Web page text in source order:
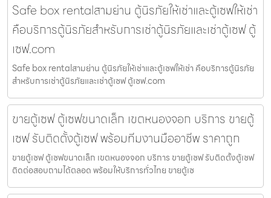
Safe box rentalสามย่าน ตู้นิรภัยให้เช่าและตู้เซฟให้เช่า
คือบริการตู้นิรภัยสำหรับการเช่าตู้นิรภัยและเช่าตู้เซฟ ตู้
เซฟ.com
Safe box rentalสามย่าน ตู้นิรภัยให้เช่าและตู้เซฟให้เช่า คือบริการตู้นิรภัย
สำหรับการเช่าตู้นิรภัยและเช่าตู้เซฟ ตู้เซฟ.com
ขายตู้เซฟ ตู้เซฟขนาดเล็ก เขตหนองจอก บริการ ขายตู้
เซฟ รับติดตั้งตู้เซฟ พร้อมทีมงานมืออาชีพ ราคาถูก
ขายตู้เซฟ ตู้เซฟขนาดเล็ก เขตหนองจอก บริการ ขายตู้เซฟ รับติดตั้งตู้เซฟ
ติดต่อสอบถามได้ตลอด พร้อมให้บริการทั่วไทย ขายตู้เซ